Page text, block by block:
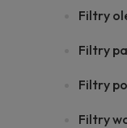
Filtry
Filtry
Filtry
Filtry